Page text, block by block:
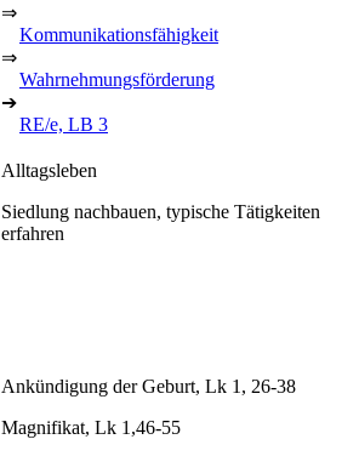
⇒
Kommunikationsfähigkeit
⇒
Wahrnehmungsförderung
➔
RE/e, LB 3
Alltagsleben
Siedlung nachbauen, typische Tätigkeiten
erfahren
Ankündigung der Geburt, Lk 1, 26-38
Magnifikat, Lk 1,46-55